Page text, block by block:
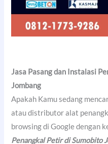
Jasa Pasang dan Instalasi
Jombang
Apakah Kamu sedang
atau distributor alat
browsing di Google dengan
Penangkal Petir di Sumobito